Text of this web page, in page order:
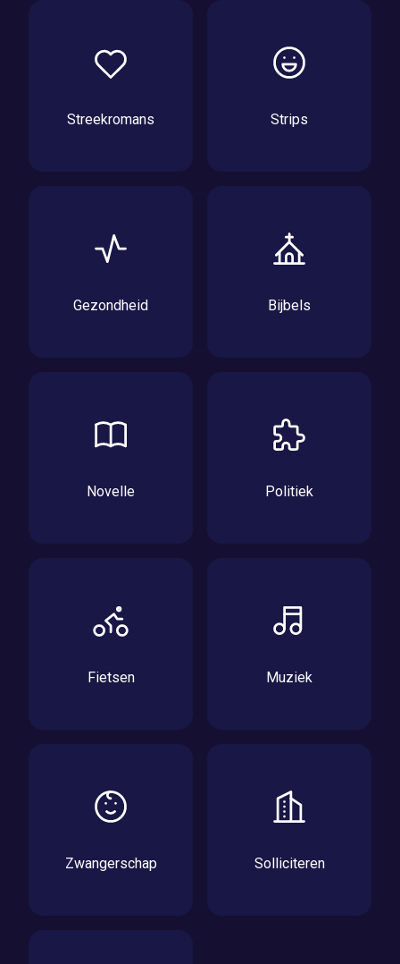
Streekromans Strips
Gezondheid Bijbels
Novelle Politiek
Fietsen Muziek
Zwangerschap Solliciteren